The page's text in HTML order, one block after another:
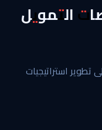
التمويل
تطوير استراتيجيات